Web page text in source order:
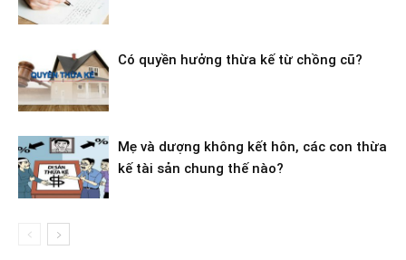
Có quyền hưởng thừa kế từ chồng cũ?
Mẹ và dượng không kết hôn, các con thừa
kế tài sản chung thế nào?